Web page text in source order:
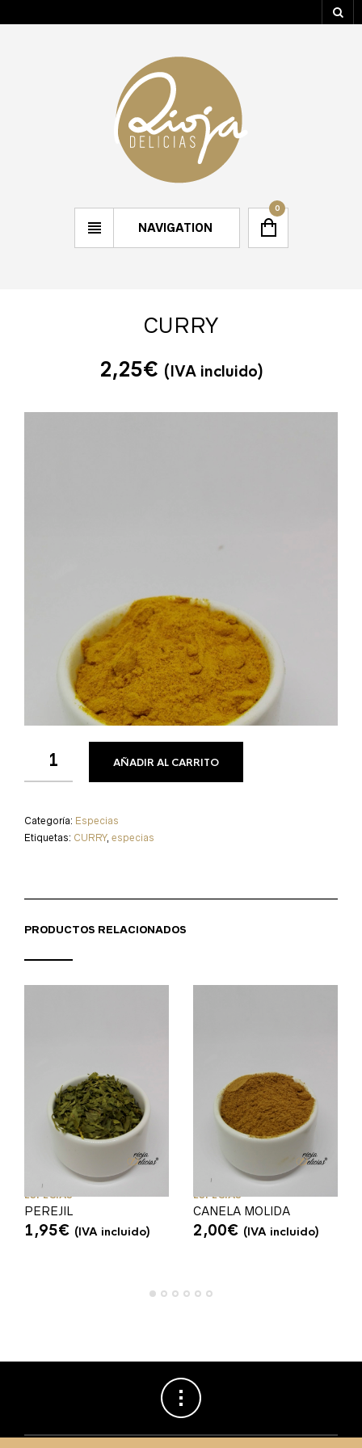
NAVIGATION
0
CURRY
2,25€ (IVA incluido)
AÑADIR AL CARRITO
Categoría: Especias
Etiquetas: CURRY, especias
PRODUCTOS RELACIONADOS
ESPECIAS
PEREJIL
1,95€ (IVA incluido)
ESPECIAS
CANELA MOLIDA
2,00€ (IVA incluido)